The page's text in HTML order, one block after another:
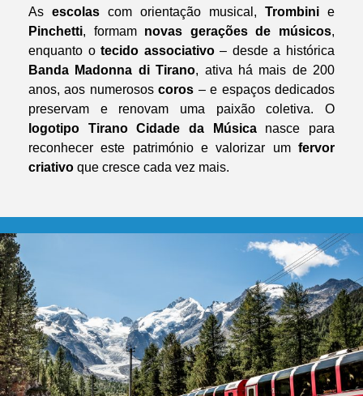
As escolas com orientação musical, Trombini e
Pinchetti, formam novas gerações de músicos,
enquanto otecido associativo– desde a histórica
Banda Madonna di Tirano, ativa há mais de 200
anos, aos numerososcoros – e espaços dedicados
preservam e renovam uma paixão coletiva. O
logotipo Tirano Cidade da Músicanasce para
reconhecer este património e valorizar um fervor
criativo que cresce cada vez mais.